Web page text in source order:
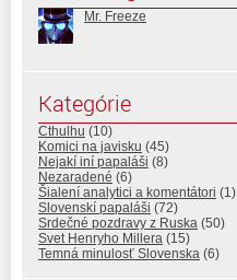
Mr. Freeze
Kategórie
Cthulhu (10)
Komici na javisku (45)
Nejakí iní papaláši (8)
Nezaradené (6)
Šialení analytici a komentátori (1)
Slovenskí papaláši (72)
Srdečné pozdravy z Ruska (50)
Svet Henryho Millera (15)
Temná minulosť Slovenska (6)